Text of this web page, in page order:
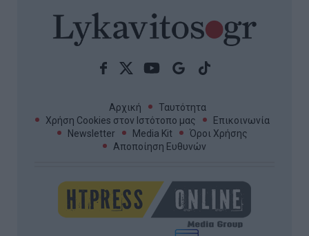
Αρχική
Ταυτότητα
Χρήση Cookies στον Ιστότοπο μας
Επικοινωνία
Newsletter
Media Kit
Όροι Χρήσης
Αποποίηση Ευθυνών